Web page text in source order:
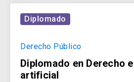
Diplomado
Derecho Público
Diplomado en Derecho
artificial